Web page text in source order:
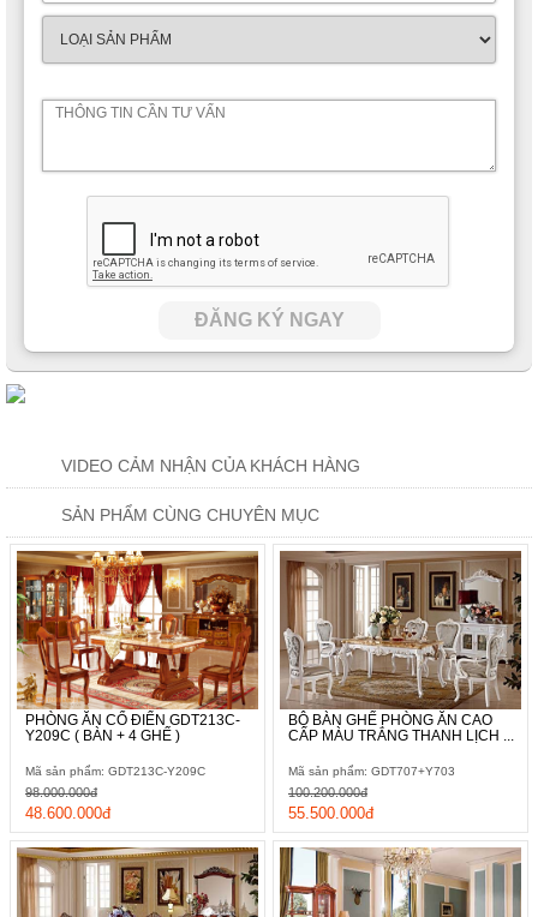
ĐĂNG KÝ NGAY
VIDEO CẢM NHẬN CỦA KHÁCH HÀNG
SẢN PHẨM CÙNG CHUYÊN MỤC
PHÒNG ĂN CỔ ĐIỂN GDT213C-
Y209C ( BÀN + 4 GHẾ )
Mã sản phẩm: GDT213C-Y209C
48.600.000đ
98.000.000đ
BỘ BÀN GHẾ PHÒNG ĂN CAO
CẤP MÀU TRẮNG THANH LỊCH ...
Mã sản phẩm: GDT707+Y703
55.500.000đ
100.200.000đ